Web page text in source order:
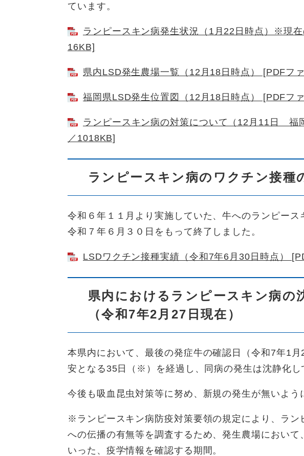
ています。
ランピースキン病発生状況（1月22日時点）※現
16KB]
県内LSD発生農場一覧（12月18日時点） [PDFフ
福岡県LSD発生位置図（12月18日時点） [PDFフ
ランピースキン病の対策について（12月11日 福
／1018KB]
ランピースキン病のワクチン接種
令和６年１１月より実施していた、牛へのランピース
令和７年６月３０日をもって終了しました。
LSDワクチン接種実績（令和7年6月30日時点）
県内におけるランピースキン病の
（令和7年2月27日現在）
本県内において、最後の発症牛の確認日（令和7年1
安となる35日（※）を経過し、同病の発生は沈静化し
今後も吸血昆虫対策等に努め、新規の発生が無いよう
※ランピースキン病防疫対策要領の規定により、ラン
への伝播の有無等を調査するため、発生農場において
いった、疫学情報を確認する期間。